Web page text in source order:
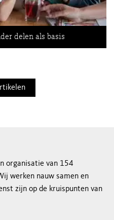
delen als basis
organisatie van 154
werken nauw samen en
zijn op de kruispunten van